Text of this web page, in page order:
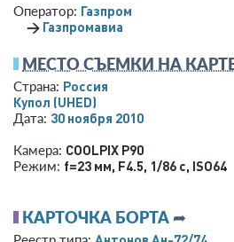
Оператор: Газпром
→ Газпромавиа
МЕСТО СЪЕМКИ НА
Страна: Россия
Купол (UHED)
Дата: 30 ноября 2010
Камера: COOLPIX P90
Режим: f=23 мм, F4.5, 1/86 с, ISO64
КАРТОЧКА БОРТА ➦